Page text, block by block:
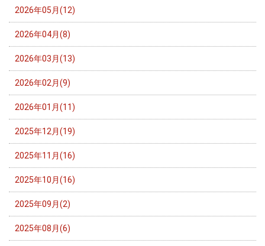
2026年05月(12)
2026年04月(8)
2026年03月(13)
2026年02月(9)
2026年01月(11)
2025年12月(19)
2025年11月(16)
2025年10月(16)
2025年09月(2)
2025年08月(6)